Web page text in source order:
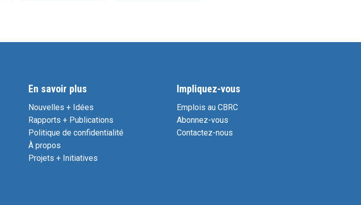
En savoir plus
Nouvelles + Idées
Rapports + Publications
Politique de confidentialité
À propos
Projets + Initiatives
Impliquez-vous
Emplois au CBRC
Abonnez-vous
Contactez-nous